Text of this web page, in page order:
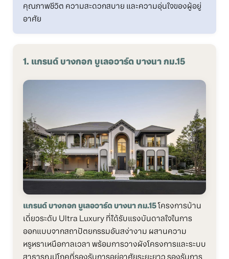
คุณภาพชีวิต ความสะดวกสบาย และความอุ่นใจของผู้อยู่
อาศัย
1. แกรนด์ บางกอก บูเลอวาร์ด บางนา กม.15
แกรนด์ บางกอก บูเลอวาร์ด บางนา กม.15โครงการบ้าน
เดี่ยวระดับ Ultra Luxury ที่ได้รับแรงบันดาลใจในการ
ออกแบบจากสถาปัตยกรรมอันสง่างาม ผสานความ
หรูหราเหนือกาลเวลา พร้อมการวางผังโครงการและระบบ
สาธารณูปโภคที่รองรับการอยู่อาศัยระยะยาว รองรับการ